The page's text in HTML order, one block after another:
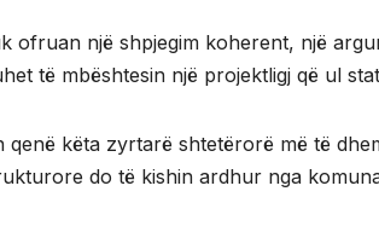
ofruan një shpjegim koherent, një
të mbështesin një projektligj që ul
qenë këta zyrtarë shtetërorë më të
do të kishin ardhur nga